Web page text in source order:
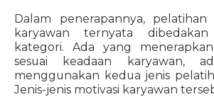
Dalam penerapannya,
karyawan ternyata
kategori. Ada yang
sesuai keadaan karyawan,
menggunakan kedua jenis
Jenis-jenis motivasi karyawan